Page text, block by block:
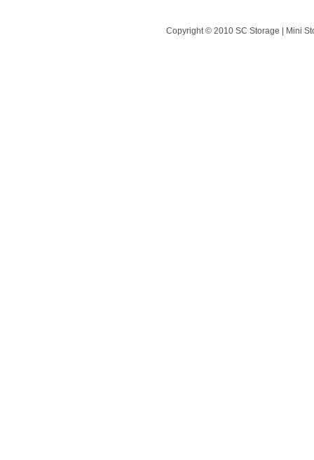
Copyright © 2010 SC Storage | Mini